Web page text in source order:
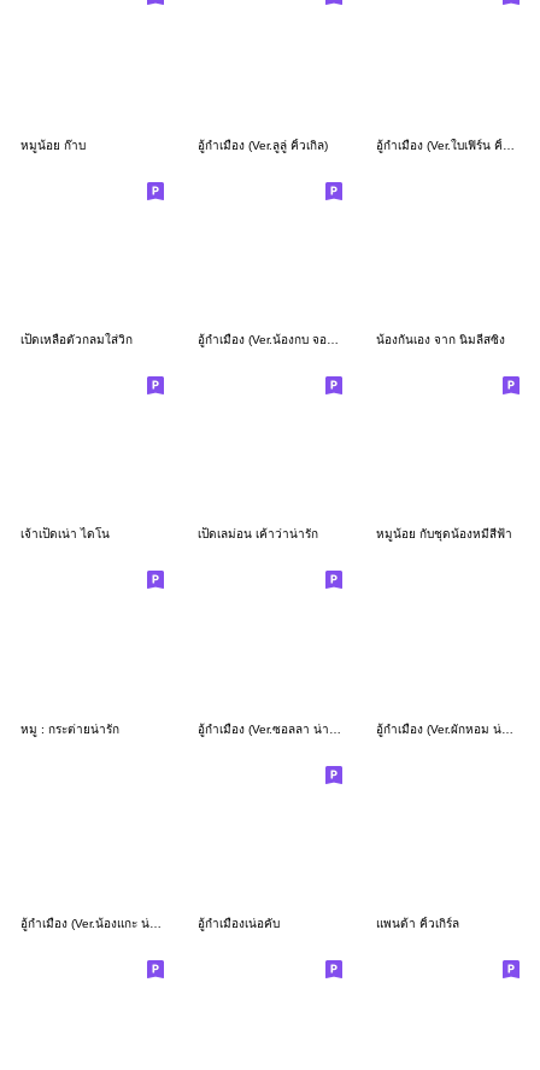
หมูน้อย ก๊าบ อู้กำเมือง (Ver.ลูลู่ คิ้วเกิล)
เป็ดเหลือตัวกลมใส่วิก น้องกันเอง จาก นิ่มลีสซิ่ง
เจ้าเป็ดเน่า ไดโน เป็ดเลม่อน เค้าว่าน่ารัก หมูน้อย กับชุดน้องหมีสีฟ้า
หมู : กระต่ายน่ารัก อู้กำเมือง (Ver.ผักหอม น่ารัก)
อู้กำเมืองเน่อคับ แพนด้า คิ้วเกิร์ล